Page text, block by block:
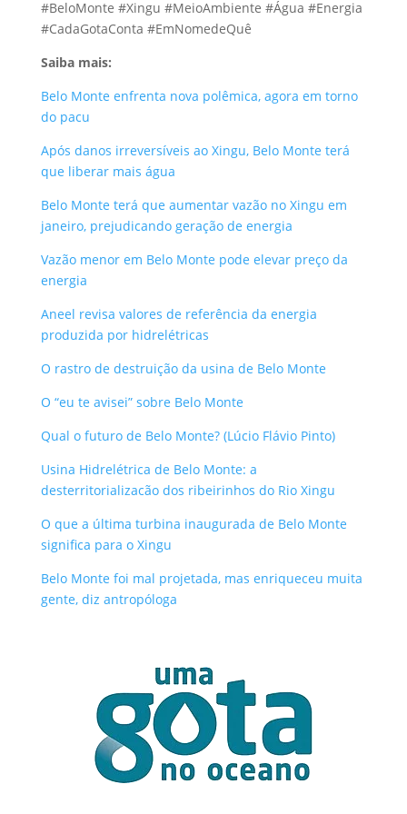
#BeloMonte #Xingu #MeioAmbiente #Água #Energia
#CadaGotaConta #EmNomedeQuê
Saiba mais:
Belo Monte enfrenta nova polêmica, agora em torno
do pacu
Após danos irreversíveis ao Xingu, Belo Monte terá
que liberar mais água
Belo Monte terá que aumentar vazão no Xingu em
janeiro, prejudicando geração de energia
Vazão menor em Belo Monte pode elevar preço da
energia
Aneel revisa valores de referência da energia
produzida por hidrelétricas
O rastro de destruição da usina de Belo Monte
O “eu te avisei” sobre Belo Monte
Qual o futuro de Belo Monte? (Lúcio Flávio Pinto)
Usina Hidrelétrica de Belo Monte: a
desterritorializacão dos ribeirinhos do Rio Xingu
O que a última turbina inaugurada de Belo Monte
significa para o Xingu
Belo Monte foi mal projetada, mas enriqueceu muita
gente, diz antropóloga